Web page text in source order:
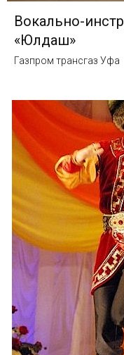
Вокально-
«Юлдаш»
Газпром трансгаз Уфа